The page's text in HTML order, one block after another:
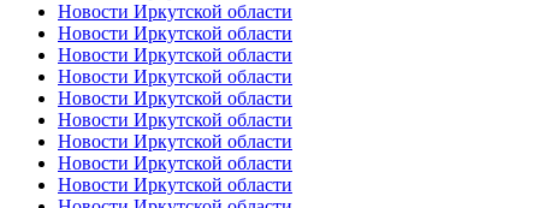
Новости Иркутской области
Новости Иркутской области
Новости Иркутской области
Новости Иркутской области
Новости Иркутской области
Новости Иркутской области
Новости Иркутской области
Новости Иркутской области
Новости Иркутской области